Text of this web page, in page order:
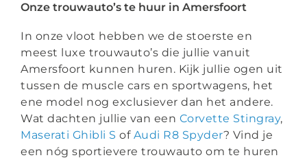
Onze trouwauto’s te huur in Amersfoort
In onze vloot hebben we de stoerste en
meest luxe trouwauto’s die jullie vanuit
Amersfoort kunnen huren. Kijk jullie ogen uit
tussen de muscle cars en sportwagens, het
ene model nog exclusiever dan het andere.
Wat dachten jullie van een Corvette Stingray,
Maserati Ghibli S of Audi R8 Spyder? Vind je
een nóg sportievere trouwauto om te huren